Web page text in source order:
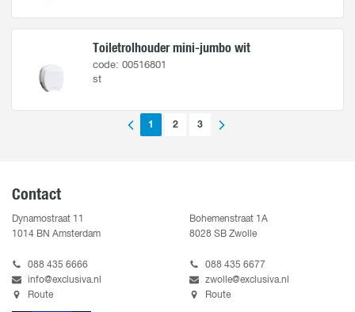
Toiletrolhouder mini-jumbo wit
code: 00516801
st
1 2 3
Contact
Dynamostraat 11
1014 BN Amsterdam
088 435 6666
info@exclusiva.nl
Route
Bohemenstraat 1A
8028 SB Zwolle
088 435 6677
zwolle@exclusiva.nl
Route